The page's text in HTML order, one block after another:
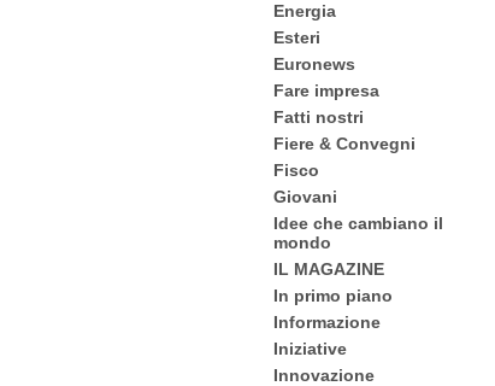
Energia
Esteri
Euronews
Fare impresa
Fatti nostri
Fiere & Convegni
Fisco
Giovani
Idee che cambiano il
mondo
IL MAGAZINE
In primo piano
Informazione
Iniziative
Innovazione